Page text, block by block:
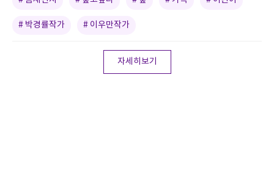
# 박경률작가 # 이우만작가
자세히보기